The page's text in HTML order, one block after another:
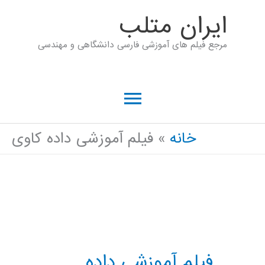
ايران متلب
مرجع فیلم های آموزشی فارسی دانشگاهی و مهندسی
فهرست
اصلی
خانه فیلم آموزشی داده کاوی